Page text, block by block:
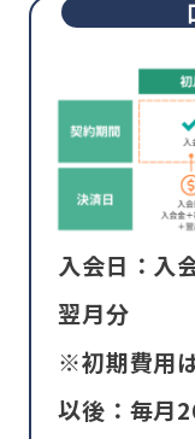
入会日：入
翌月分
※初期費用
以後：毎月